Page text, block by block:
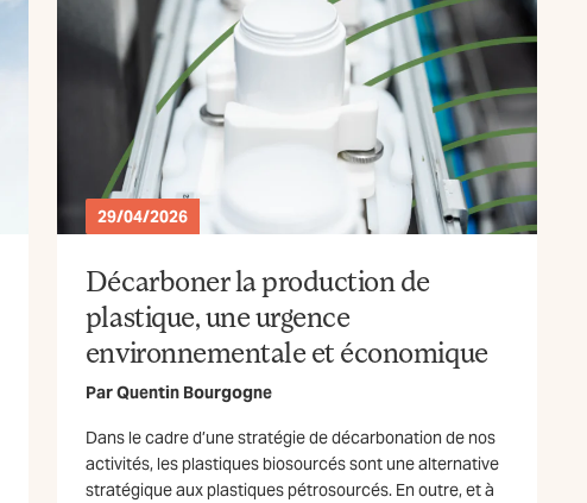
29/04/2026
Décarboner la production de
plastique, une urgence
environnementale et économique
ParQuentin Bourgogne
Dans le cadre d’une stratégie de décarbonation de nos
activités, les plastiques biosourcés sont une alternative
stratégique aux plastiques pétrosourcés. En outre, et à